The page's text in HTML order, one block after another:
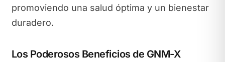
promoviendo una salud óptima y un bienestar
duradero.
Los Poderosos Beneficios de GNM-X